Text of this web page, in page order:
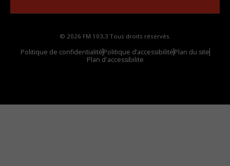
© 2026 FM 103,3 Tous droits réservés.
Politique de confidentialitéPolitique d’accessibilitéPlan du site
Plan d'accessibilite